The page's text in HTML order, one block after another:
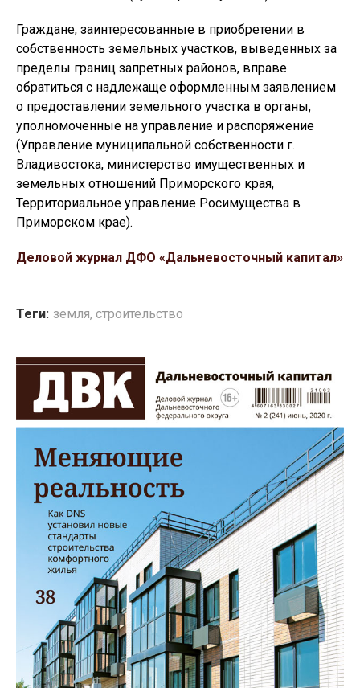
Граждане, заинтересованные в приобретении в
собственность земельных участков, выведенных за
пределы границ запретных районов, вправе
обратиться с надлежаще оформленным заявлением
о предоставлении земельного участка в органы,
уполномоченные на управление и распоряжение
(Управление муниципальной собственности г.
Владивостока, министерство имущественных и
земельных отношений Приморского края,
Территориальное управление Росимущества в
Приморском крае).
Деловой журнал ДФО «Дальневосточный капитал»
Теги: земля, строительство